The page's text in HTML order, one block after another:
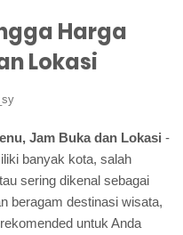
Harga
Lokasi
Jam Buka dan Lokasi -
banyak kota, salah
sering dikenal sebagai
beragam destinasi wisata,
untuk Anda